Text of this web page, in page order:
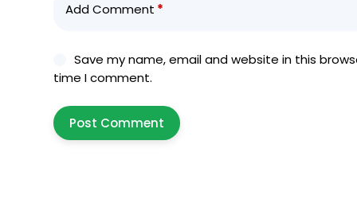
Add Comment *
Save my name, email and website in this
time I comment.
Post Comment